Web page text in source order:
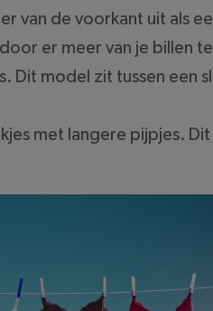
van de voorkant uit als
er meer van je billen
Dit model zit tussen een
met langere pijpjes.